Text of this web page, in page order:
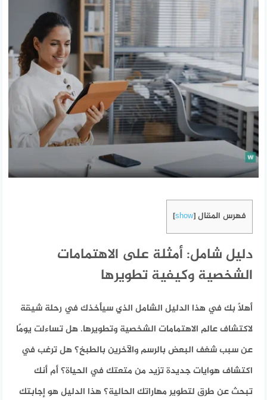
فهرس المقال [
show
]
دليل شامل: أمثلة على الاهتمامات
الشخصية وكيفية تطويرها
أهلاً بك في هذا الدليل الشامل الذي سيأخذك في رحلة شيقة
لاكتشاف عالم الاهتمامات الشخصية وتطويرها. هل تساءلت يومًا
عن سبب شغف البعض بالرسم والآخرين بالطبخ؟ هل ترغب في
اكتشاف هوايات جديدة تزيد من متعتك في الحياة؟ أم أنك
تبحث عن طرق لتطوير مهاراتك الحالية؟ هذا الدليل هو إجابتك